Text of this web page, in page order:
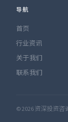
导航
首页
行业资讯
关于我们
联系我们
© 2026 资深投资咨